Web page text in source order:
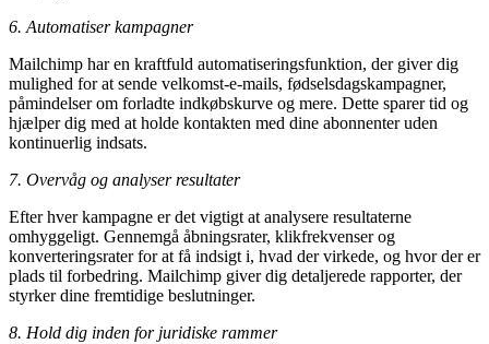
6. Automatiser kampagner
Mailchimp har en kraftfuld automatiseringsfunktion, der giver dig
mulighed for at sende velkomst-e-mails, fødselsdagskampagner,
påmindelser om forladte indkøbskurve og mere. Dette sparer tid og
hjælper dig med at holde kontakten med dine abonnenter uden
kontinuerlig indsats.
7. Overvåg og analyser resultater
Efter hver kampagne er det vigtigt at analysere resultaterne
omhyggeligt. Gennemgå åbningsrater, klikfrekvenser og
konverteringsrater for at få indsigt i, hvad der virkede, og hvor der er
plads til forbedring. Mailchimp giver dig detaljerede rapporter, der
styrker dine fremtidige beslutninger.
8. Hold dig inden for juridiske rammer